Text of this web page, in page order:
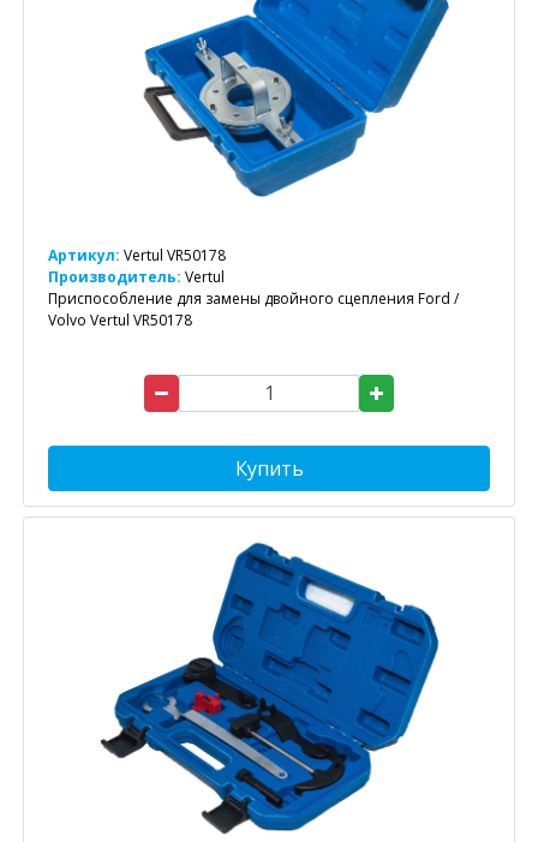
Артикул: Vertul VR50178
Производитель: Vertul
Приспособление для замены двойного сцепления Ford /
Volvo Vertul VR50178
Купить